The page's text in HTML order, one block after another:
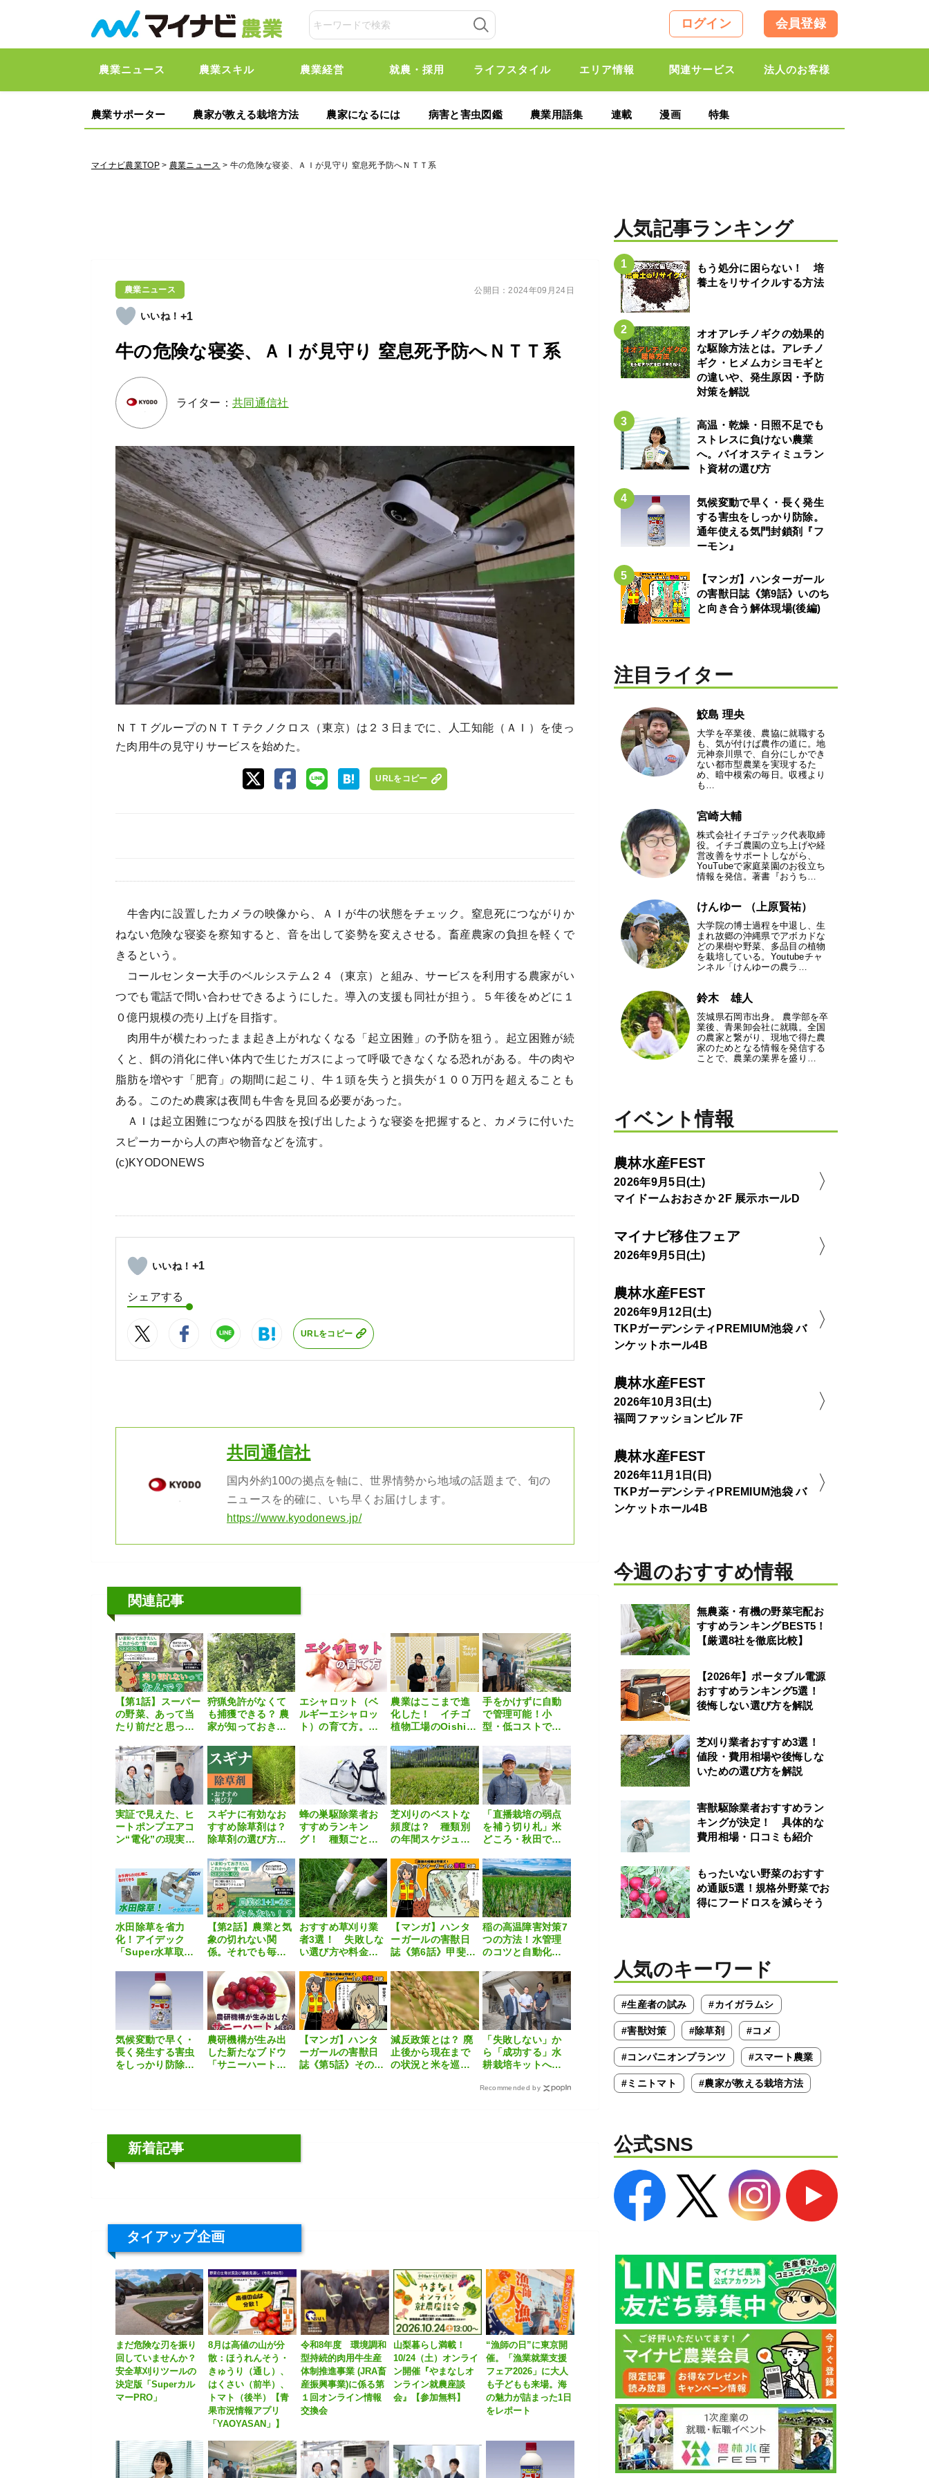
ログイン 会員登録
農業ニュース 農業スキル 農業経営 就農・採用 ライフスタイル エリア情報 関連サービス 法人のお客様
農業サポーター 農家が教える栽培方法 農家になるには 病害と害虫図鑑 農業用語集 連載 漫画 特集
マイナビ農業TOP> 農業ニュース > 牛の危険な寝姿、ＡＩが見守り 窒息死予防へＮＴＴ系
農業ニュース
+1
牛の危険な寝姿、ＡＩが見守り 窒息死予防へＮＴＴ系
ライター：共同通信社
公開日：2024年09月24日
ＮＴＴグループのＮＴＴテクノクロス（東京）は２３日までに、人工知能（ＡＩ）を使っ
た肉用牛の見守りサービスを始めた。
URLをコピー
牛舎内に設置したカメラの映像から、ＡＩが牛の状態をチェック。窒息死につながりか
ねない危険な寝姿を察知すると、音を出して姿勢を変えさせる。畜産農家の負担を軽くで
きるという。
コールセンター大手のベルシステム２４（東京）と組み、サービスを利用する農家がい
つでも電話で問い合わせできるようにした。導入の支援も同社が担う。５年後をめどに１
０億円規模の売り上げを目指す。
肉用牛が横たわったまま起き上がれなくなる「起立困難」の予防を狙う。起立困難が続
くと、餌の消化に伴い体内で生じたガスによって呼吸できなくなる恐れがある。牛の肉や
脂肪を増やす「肥育」の期間に起こり、牛１頭を失うと損失が１００万円を超えることも
ある。このため農家は夜間も牛舎を見回る必要があった。
ＡＩは起立困難につながる四肢を投げ出したような寝姿を把握すると、カメラに付いた
スピーカーから人の声や物音などを流す。
(c)KYODONEWS
+1
シェアする
URLをコピー
共同通信社
国内外約100の拠点を軸に、世界情勢から地域の話題まで、旬の
ニュースを的確に、いち早くお届けします。
https://www.kyodonews.jp/
関連記事
【第1話】スーパー
の野菜、あって当
たり前だと思って
い仕組みがあった
【いま知っておき
たい、これから
の”食”の話】
狩猟免許がなくて
も捕獲できる？ 農
家が知っておきた
について猟師が解
説
エシャロット（ベ
ルギーエシャロッ
ト）の育て方。栽
いためのポイント
を農家が解説
農業はここまで進
化した！ イチゴ
植物工場のOishii
界展開へ
手をかけずに自動
で管理可能！小
型・低コストで始
実証で見えた、ヒ
ートポンプエアコ
ン“電化”の現実解-
ーレスハウス、反
収1.5倍の驚異-
スギナに有効なお
すすめ除草剤は？
除草剤の選び方や
説
蜂の巣駆除業者お
すすめランキン
グ！ 種類ごとの
選び方を解説
芝刈りのベストな
頻度は？ 種類別
の年間スケジュー
を解説
「直播栽培の弱点
を補う切り札」米
どころ・秋田で広
によるイネミズゾ
ウムシ対策
水田除草を省力
化！アイデック
「Super水草取り
【第2話】農業と気
象の切れない関
係。それでも毎
ーに並ぶのはな
ぜ？【いま知って
おきたい、これか
らの”食”の話】
おすすめ草刈り業
者3選！ 失敗しな
い選び方や料金相
【マンガ】ハンタ
ーガールの害獣日
誌《第6話》甲斐犬
きた！
稲の高温障害対策7
つの方法！水管理
のコツと自動化の
気候変動で早く・
長く発生する害虫
をしっかり防除。
農研機構が生み出
した新たなブドウ
「サニーハート」
【マンガ】ハンタ
ーガールの害獣日
誌《第5話》その名
減反政策とは？ 廃
止後から現在まで
の状況と米を巡る
「失敗しない」か
ら「成功する」水
耕栽培キットへ進
大きな挑戦とは
Recommended by
新着記事
タイアップ企画
まだ危険な刃を振り
回していませんか？
安全草刈りツールの
決定版「Superカル
マーPRO」
8月は高値の山が分
散：ほうれんそう・
きゅうり（通し）、
はくさい（前半）、
トマト（後半）【青
果市況情報アプリ
「YAOYASAN」】
令和8年度 環境調和
型持続的肉用牛生産
体制推進事業 (JRA畜
産振興事業)に係る第
１回オンライン情報
交換会
山梨暮らし満載！
10/24（土）オンライ
ン開催『やまなしオ
ンライン就農座談
会』【参加無料】
“漁師の日”に東京開
催。「漁業就業支援
フェア2026」に大人
も子どもも来場。海
の魅力が詰まった1日
をレポート
人気記事ランキング
もう処分に困らない！ 培
養土をリサイクルする方法
オオアレチノギクの効果的
な駆除方法とは。アレチノ
ギク・ヒメムカシヨモギと
の違いや、発生原因・予防
対策を解説
高温・乾燥・日照不足でも
ストレスに負けない農業
へ。バイオスティミュラン
ト資材の選び方
気候変動で早く・長く発生
する害虫をしっかり防除。
通年使える気門封鎖剤『フ
ーモン』
【マンガ】ハンターガール
の害獣日誌《第9話》いのち
と向き合う解体現場(後編)
注目ライター
鮫島 理央
大学を卒業後、農協に就職する
も、気が付けば農作の道に。地
元神奈川県で、自分にしかでき
ない都市型農業を実現するた
め、暗中模索の毎日。収穫より
も…
宮崎大輔
株式会社イチゴテック代表取締
役。イチゴ農園の立ち上げや経
営改善をサポートしながら、
YouTubeで家庭菜園のお役立ち
情報を発信。著書『おうち…
けんゆー （上原賢祐）
大学院の博士過程を中退し、生
まれ故郷の沖縄県でアボカドな
どの果樹や野菜、多品目の植物
を栽培している。Youtubeチャ
ンネル「けんゆーの農ラ…
鈴木 雄人
茨城県石岡市出身。 農学部を卒
業後、青果卸会社に就職。全国
の農家と繋がり、現地で得た農
家のためとなる情報を発信する
ことで、農業の業界を盛り…
イベント情報
農林水産FEST
2026年9月5日(土)
マイドームおおさか 2F 展示ホールD
マイナビ移住フェア
2026年9月5日(土)
農林水産FEST
2026年9月12日(土)
TKPガーデンシティPREMIUM池袋 バ
ンケットホール4B
農林水産FEST
2026年10月3日(土)
福岡ファッションビル 7F
農林水産FEST
2026年11月1日(日)
TKPガーデンシティPREMIUM池袋 バ
ンケットホール4B
今週のおすすめ情報
無農薬・有機の野菜宅配お
すすめランキングBEST5！
【厳選8社を徹底比較】
【2026年】ポータブル電源
おすすめランキング5選！
後悔しない選び方を解説
芝刈り業者おすすめ3選！
値段・費用相場や後悔しな
いための選び方を解説
害獣駆除業者おすすめラン
キングが決定！ 具体的な
費用相場・口コミも紹介
もったいない野菜のおすす
め通販5選！規格外野菜でお
得にフードロスを減らそう
人気のキーワード
#生産者の試み #カイガラムシ
#害獣対策 #除草剤 #コメ
#コンパニオンプランツ #スマート農業
#ミニトマト #農家が教える栽培方法
公式SNS